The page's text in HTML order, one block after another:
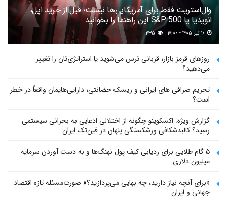
وال‌استریت فقط برای آمریکایی‌ها نیست؛ قبل از خرید اپل،
انویدیا یا S&P 500 این راهنما را بخوانید
۲۳۵
روزهای قرمز بازار؛ قربانی ترس می‌شوید یا استراتژی‌تان را تغییر
می‌دهید؟
تحریم صرافی های ایرانی و ریسک حضانتی؛ دارایی‌هایمان واقعاً در خطر
است؟
گزارش ویژه: اکسکوینو چگونه از اختلالی ادعایی به بحرانی سیستمی
رسید؟ کالبدشکافی ورشکستگی پنهان در فین‌تک ایران
۵ گام طلایی برای ردیابی کیف پول‌ نهنگ‌ها و به دست آوردن سرمایه
میلیون دلاری
«برای آنچه نیاز دارید، چه بهایی می‌پردازید؟» صورت‌مسئله تازه اقتصاد
جهانی و ایران